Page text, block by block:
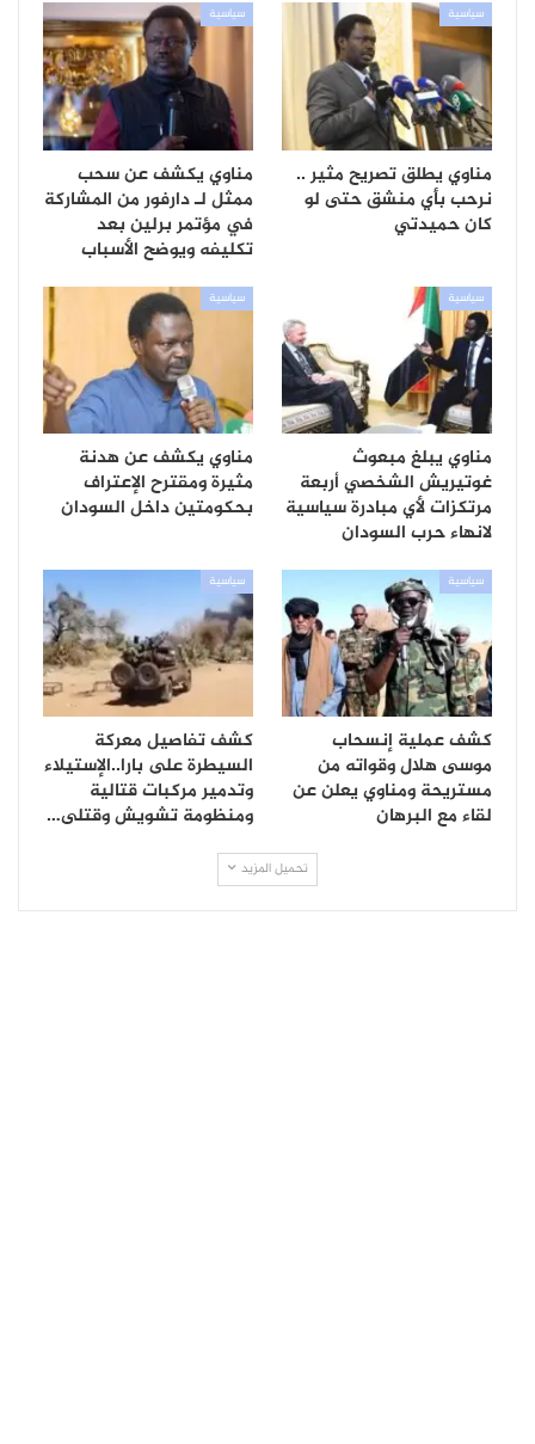
سياسية
مناوي يطلق تصريح مثير ..
نرحب بأي منشق حتى لو
كان حميدتي
سياسية
مناوي يكشف عن سحب
ممثل لـ دارفور من المشاركة
في مؤتمر برلين بعد
تكليفه ويوضح الأسباب
سياسية
مناوي يبلغ مبعوث
غوتيريش الشخصي أربعة
مرتكزات لأي مبادرة سياسية
لانهاء حرب السودان
سياسية
مناوي يكشف عن هدنة
مثيرة ومقترح الإعتراف
بحكومتين داخل السودان
سياسية
كشف عملية إنسحاب
موسى هلال وقواته من
مستريحة ومناوي يعلن عن
لقاء مع البرهان
سياسية
كشف تفاصيل معركة
السيطرة على بارا..الإستيلاء
وتدمير مركبات قتالية
ومنظومة تشويش وقتلى…
تحميل المزيد